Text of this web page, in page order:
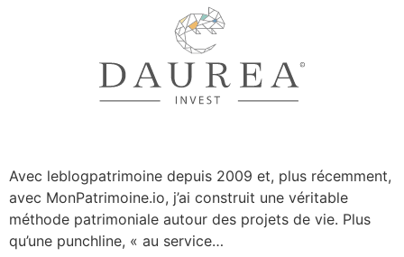
Avec leblogpatrimoine depuis 2009 et, plus récemment,
avec MonPatrimoine.io, j’ai construit une véritable
méthode patrimoniale autour des projets de vie. Plus
qu’une punchline, « au service…